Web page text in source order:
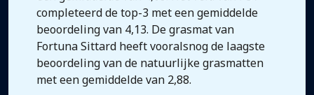
completeerd de top-3 met een gemiddelde
beoordeling van 4,13. De grasmat van
Fortuna Sittard heeft vooralsnog de laagste
beoordeling van de natuurlijke grasmatten
met een gemiddelde van 2,88.